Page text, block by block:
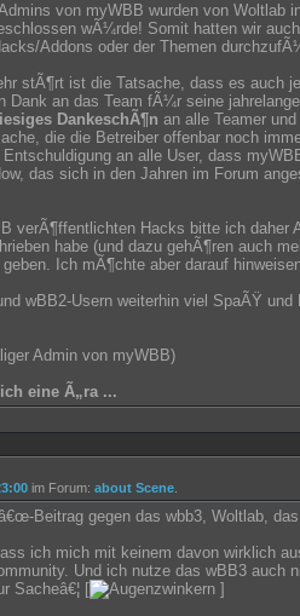
von myWBB wurden von Woltlab
wÃ¼rde! Somit hatten wir
Addons oder der Themen
stÃ¶rt ist die Tatsache, dass es auch
Dank an das Team fÃ¼r seine
DankeschÃ¶n an alle Teamer
die die Betreiber offenbar noch
an alle User, dass
das sich in den Jahren im Forum
verÃ¶ffentlichten Hacks bitte ich daher
habe (und dazu gehÃ¶ren auch
Ich mÃ¶chte aber darauf
wBB2-Usern weiterhin viel SpaÃŸ und
Admin von myWBB)
eine Ã„ra ...
im Forum: about Scene
Beitrag gegen das wbb3, Woltlab,
ich mich mit keinem davon wirklich
Und ich nutze das wBB3 auch
Sacheâ€¦ [
]